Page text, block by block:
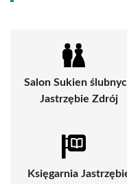
Salon Sukien
Jastrzębie Zdrój
Księgarnia